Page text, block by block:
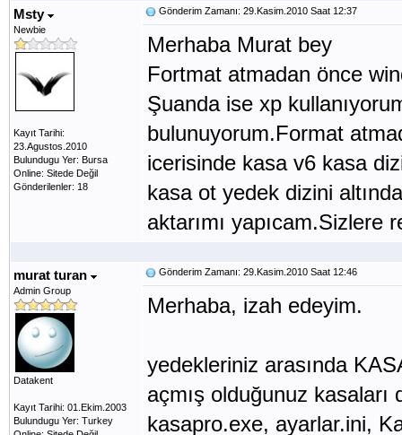
Msty
Newbie
Kayıt Tarihi:
23.Agustos.2010
Bulundugu Yer: Bursa
Online: Sitede Değil
Gönderilenler: 18
Gönderim Zamanı: 29.Kasim.2010 Saat 12:37
Merhaba Murat bey
Fortmat atmadan önce
Şuanda ise xp
bulunuyorum.Format
icerisinde kasa v6 kasa
kasa ot yedek dizini
aktarımı yapıcam.Sizlere
murat turan
Admin Group
Datakent
Kayıt Tarihi: 01.Ekim.2003
Bulundugu Yer: Turkey
Gönderim Zamanı: 29.Kasim.2010 Saat 12:46
Merhaba, izah edeyim.
yedekleriniz arasında
açmış olduğunuz
kasapro.exe, ayarlar.ini,